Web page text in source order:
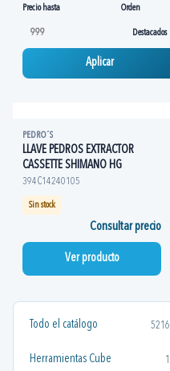
Todo el catálogo 5216
Herramientas Cube 1
Precio hasta Orden
Aplicar
PEDRO´S
LLAVE PEDROS EXTRACTOR
CASSETTE SHIMANO HG
394C14240105
Sin stock
Consultar precio
Ver producto